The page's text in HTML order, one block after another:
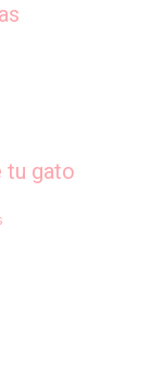
tu gato